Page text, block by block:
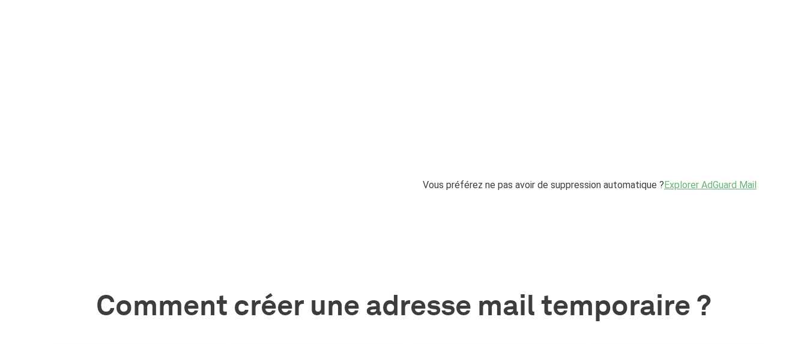
Vous préférez ne pas avoir de suppression automatique ?Explorer AdGuard Mail
Comment créer une adresse mail temporaire ?